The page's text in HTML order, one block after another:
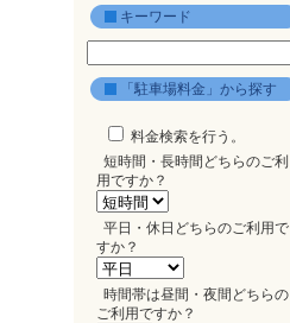
キーワード
「駐車場料金」から探す
料金検索を行う。
短時間・長時間どちらのご利
用ですか？
平日・休日どちらのご利用で
すか？
時間帯は昼間・夜間どちらの
ご利用ですか？